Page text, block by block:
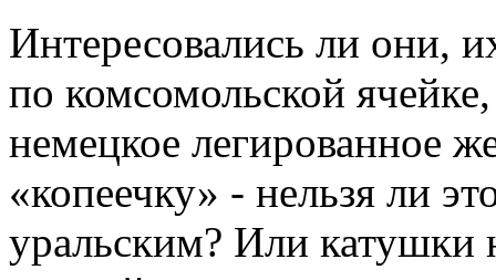
Интересовались ли они,
по комсомольской
немецкое легированное
«копеечку» - нельзя ли
уральским? Или катушки